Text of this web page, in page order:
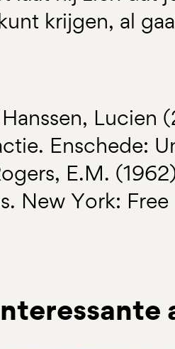
krijgen, al
Lucien
Enschede:
E.M.
New York: